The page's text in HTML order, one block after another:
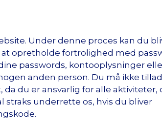
Under denne proces kan du
opretholde fortrolighed med
passwords, kontooplysninger
anden person. Du må ikke
du er ansvarlig for alle aktiviteter,
straks underrette os, hvis du bliver